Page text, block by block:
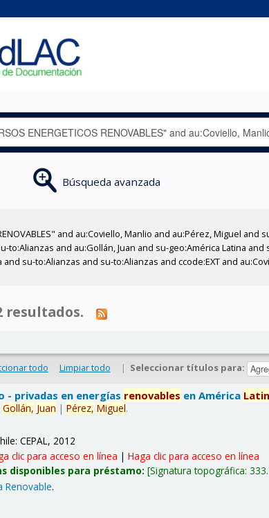
Búsqueda avanzada
and au:Coviello, Manlio and au:Pérez, Miguel
and au:Gollán, Juan and su-geo:América Latina and
su-to:Alianzas and su-to:Alianzas and ccode:EXT and
resultados.
todo Limpiar todo | Seleccionar títulos para:
- privadas en energías renovables en América
Gollán, Juan |Pérez, Miguel.
CEPAL, 2012
clic para acceso en línea |Haga clic para acceso en línea
disponibles para préstamo: Signatura topográfica:
Renovable.